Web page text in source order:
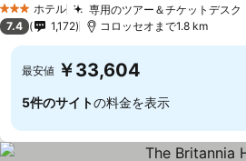
3 ホテルのランク
ホテル 専用のツアー＆チケットデスク
7.4 1,172 コロッセオまで1.8 km
最安値 ￥33,604
5件のサイトの料金を表示